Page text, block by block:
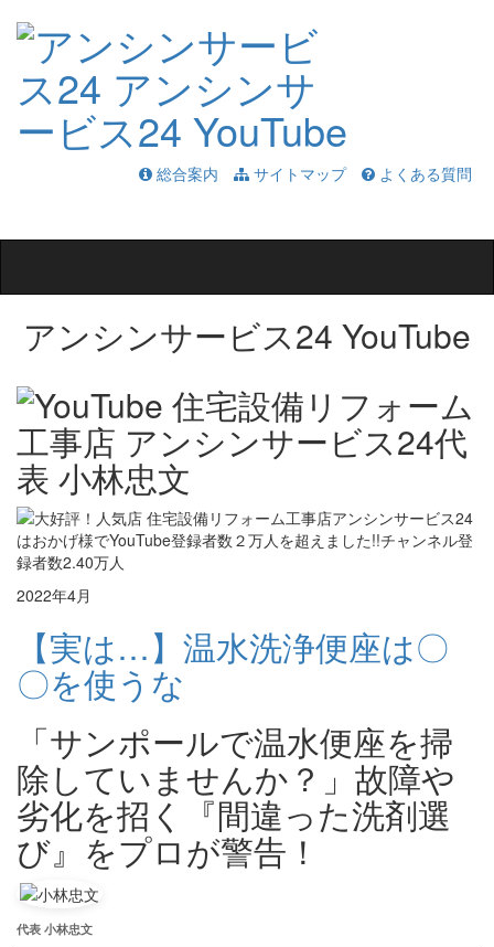
総合案内 サイトマップ
よくある質問
アンシンサービス24 YouTube
2022年4月
【実は…】温水洗浄便座は〇
〇を使うな
「サンポールで温水便座を掃
除していませんか？」故障や
劣化を招く『間違った洗剤選
び』をプロが警告！
代表 小林忠文